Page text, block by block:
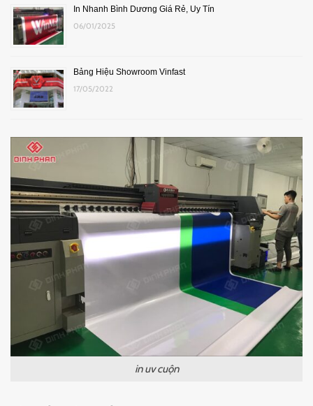
In Nhanh Bình Dương Giá Rẻ, Uy Tín
06/01/2025
Bảng Hiệu Showroom Vinfast
17/05/2022
in uv cuộn